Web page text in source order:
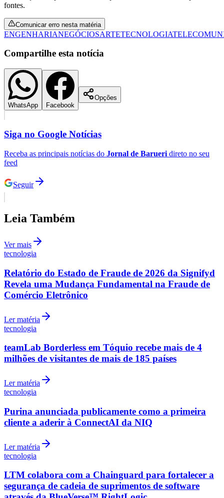
Botafogo
Grêmio
fontes.
Comunicar erro nesta matéria
ENGENHARIANEGÓCIOSARTETECNOLOGIA
Compartilhe esta notícia
WhatsApp Facebook
Opções
Siga no Google Notícias
Receba as principais notícias do Jornal de Barueri direto no seu
feed
Seguir
Leia Também
Ver mais
tecnologia
Relatório do Estado de Fraude de 2026 da Signifyd
Revela uma Mudança Fundamental na Fraude de
Comércio Eletrônico
Ler matéria
tecnologia
teamLab Borderless em Tóquio recebe mais de 4
milhões de visitantes de mais de 185 países
Ler matéria
tecnologia
Purina anunciada publicamente como a primeira
cliente a aderir à ConnectAI da NIQ
Ler matéria
tecnologia
LTM colabora com a Chainguard para fortalecer a
segurança de cadeia de suprimentos de software